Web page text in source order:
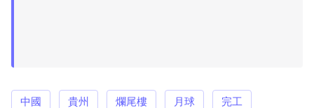
中國 貴州 爛尾樓 月球 完工